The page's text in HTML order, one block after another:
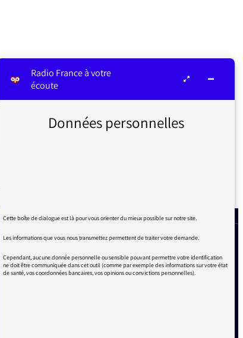
Radio France à votre
écoute
Données personnelles
Cette boîte de dialogue est là pour vous orienter du mieux possible sur notre site.
Les informations que vous nous transmettez permettent de traiter votre demande.
Cependant, aucune donnée personnelle ou sensible pouvant permettre votre identification
ne doit être communiquée dans cet outil (comme par exemple des informations sur votre état
de santé, vos coordonnées bancaires, vos opinions ou convictions personnelles).